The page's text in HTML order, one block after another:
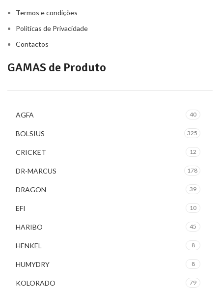
Termos e condições
Políticas de Privacidade
Contactos
GAMAS de Produto
AGFA 40
BOLSIUS 325
CRICKET 12
DR-MARCUS 178
DRAGON 39
EFI 10
HARIBO 45
HENKEL 8
HUMYDRY 8
KOLORADO 79